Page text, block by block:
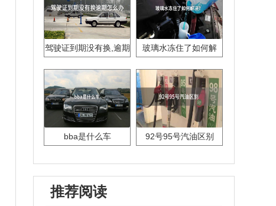
驾驶证到期没有换,逾期
玻璃水冻住了如何解
bba是什么车 92号95号汽油区别
推荐阅读